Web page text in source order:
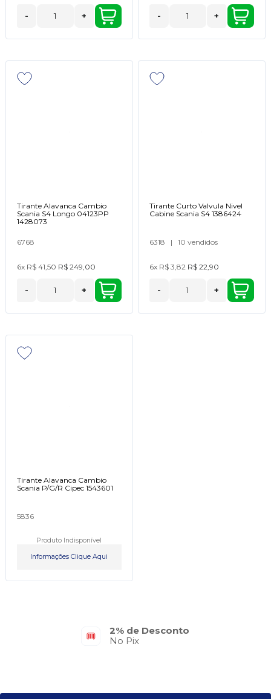
- + - +
Tirante Alavanca Cambio
Scania S4 Longo 04123PP
1428073
6768
6x R$ 41,50 R$ 249,00
- +
Tirante Curto Valvula Nivel
Cabine Scania S4 1386424
6318 | 10 vendidos
6x R$ 3,82 R$ 22,90
- +
Tirante Alavanca Cambio
Scania P/G/R Cipec 1543601
5836
Produto Indisponível
Informações Clique Aqui
2% de Desconto
No Pix